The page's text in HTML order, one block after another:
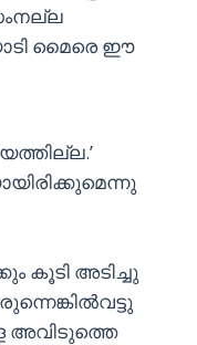
മൈരെ ഈ
കൂടി അടിച്ചു
അവിടുത്തെ